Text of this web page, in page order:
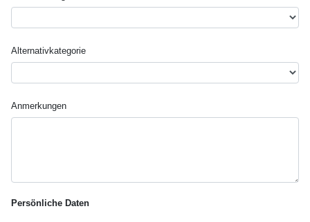
Alternativ­kategorie
Anmerkungen
Persönliche Daten